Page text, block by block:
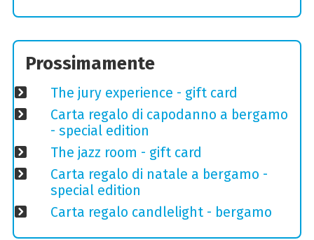
Prossimamente
The jury experience - gift card
Carta regalo di capodanno a bergamo
- special edition
The jazz room - gift card
Carta regalo di natale a bergamo -
special edition
Carta regalo candlelight - bergamo